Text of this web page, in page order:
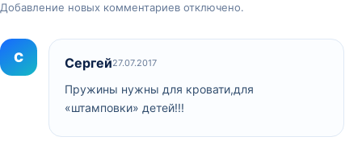
Добавление новых комментариев отключено.
С Сергей27.07.2017
Пружины нужны для кровати,для
«штамповки» детей!!!